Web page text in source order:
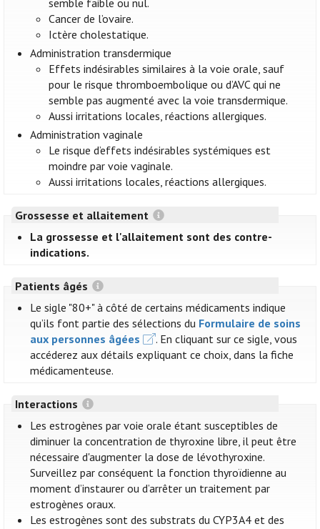
semble faible ou nul.
Cancer de l’ovaire.
Ictère cholestatique.
Administration transdermique
Effets indésirables similaires à la voie orale, sauf
pour le risque thromboembolique ou d’AVC qui ne
semble pas augmenté avec la voie transdermique.
Aussi irritations locales, réactions allergiques.
Administration vaginale
Le risque d’effets indésirables systémiques est
moindre par voie vaginale.
Aussi irritations locales, réactions allergiques.
Grossesse et allaitement
La grossesse et l'allaitement sont des contre-
indications.
Patients âgés
Le sigle "80+" à côté de certains médicaments indique
qu’ils font partie des sélections du Formulaire de soins
aux personnes âgées
. En cliquant sur ce sigle, vous
accéderez aux détails expliquant ce choix, dans la fiche
médicamenteuse.
Interactions
Les estrogènes par voie orale étant susceptibles de
diminuer la concentration de thyroxine libre, il peut être
nécessaire d'augmenter la dose de lévothyroxine.
Surveillez par conséquent la fonction thyroïdienne au
moment d’instaurer ou d’arrêter un traitement par
estrogènes oraux.
Les estrogènes sont des substrats du CYP3A4 et des